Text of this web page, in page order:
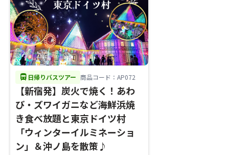
directions_bus 日帰りバスツアー 商品コード：AP072
【新宿発】炭火で焼く！あわ
び・ズワイガニなど海鮮浜焼
き食べ放題と東京ドイツ村
「ウィンターイルミネーショ
ン」＆沖ノ島を散策♪